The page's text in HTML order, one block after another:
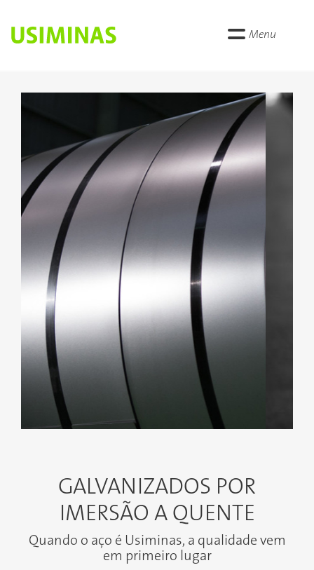
Menu
Anterior
GALVANIZADOS POR
IMERSÃO A QUENTE
Quando o aço é Usiminas, a qualidade vem
em primeiro lugar